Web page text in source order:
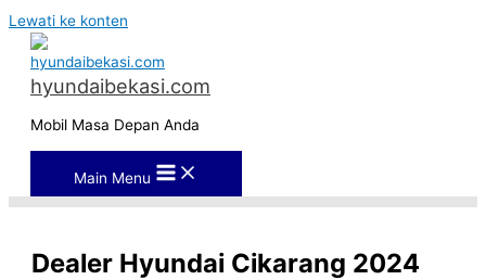
Lewati ke konten
hyundaibekasi.com
Mobil Masa Depan Anda
Main Menu
Dealer Hyundai Cikarang 2024